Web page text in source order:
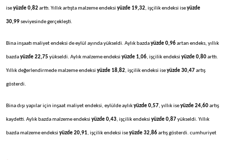
iseyüzde 0,82arttı. Yıllık artışta malzeme endeksi yüzde 19,32, işçilik endeksi iseyüzde
30,99seviyesinde gerçekleşti.
Bina inşaatı maliyet endeksi de eylül ayında yükseldi. Aylık bazdayüzde 0,96artan endeks, yıllık
bazdayüzde 22,75 yükseldi. Aylık malzeme endeksi yüzde 1,06, işçilik endeksi yüzde 0,80arttı.
Yıllık değerlendirmede malzeme endeksi yüzde 18,82, işçilik endeksi iseyüzde 30,47 artış
gösterdi.
Bina dışı yapılar için inşaat maliyet endeksi, eylülde aylıkyüzde 0,57, yıllık iseyüzde 24,60artış
kaydetti. Aylık bazda malzeme endeksi yüzde 0,43, işçilik endeksi yüzde 0,87 yükseldi. Yıllık
bazda malzeme endeksi yüzde 20,91, işçilik endeksi iseyüzde 32,86artış gösterdi. cumhuriyet